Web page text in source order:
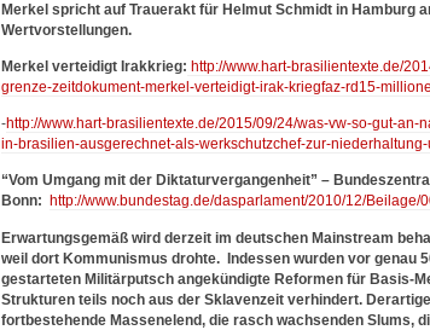
Merkel spricht auf Trauerakt für Helmut Schmidt in Hamburg
Wertvorstellungen.
Merkel verteidigt Irakkrieg: http://www.hart-brasilientexte.de/
grenze-zeitdokument-merkel-verteidigt-irak-kriegfaz-rd15-
-http://www.hart-brasilientexte.de/2015/09/24/was-vw-so-gut-
in-brasilien-ausgerechnet-als-werkschutzchef-zur-
“Vom Umgang mit der Diktaturvergangenheit” –
Bonn: http://www.bundestag.de/dasparlament/2010/12/Beilage/
Erwartungsgemäß wird derzeit im deutschen Mainstream
weil dort Kommunismus drohte. Indessen wurden vor genau
gestarteten Militärputsch angekündigte Reformen für Basis-
Strukturen teils noch aus der Sklavenzeit verhindert.
fortbestehende Massenelend, die rasch wachsenden Slums,